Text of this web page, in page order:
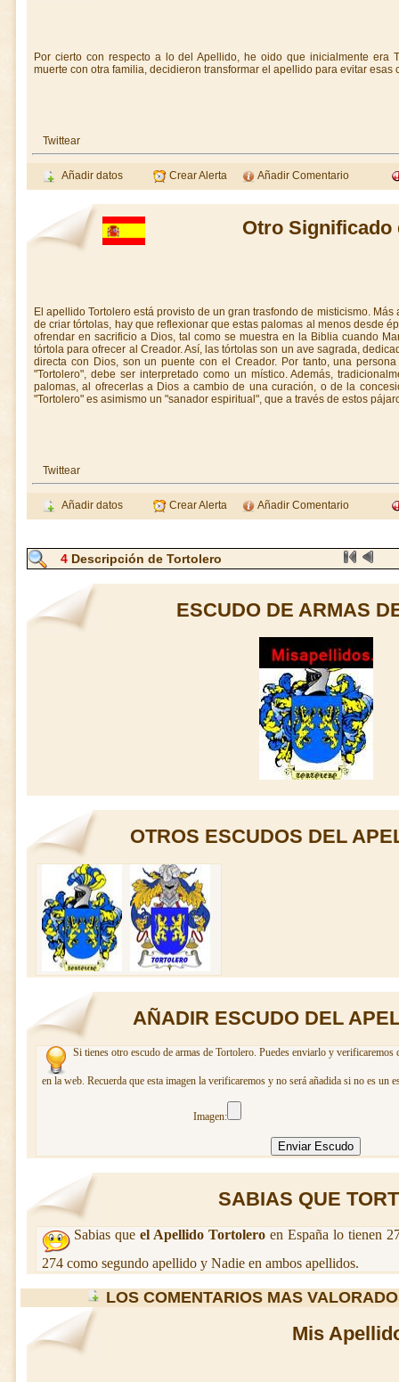
Por cierto con respecto a lo del Apellido, he oido que inicialmente era
muerte con otra familia, decidieron transformar el apellido para evitar
Twittear
Añadir datos Crear Alerta Añadir Comentario
Otro Significado
El apellido Tortolero está provisto de un gran trasfondo de misticismo.
de criar tórtolas, hay que reflexionar que estas palomas al menos desde
ofrendar en sacrificio a Dios, tal como se muestra en la Biblia cuando
tórtola para ofrecer al Creador. Así, las tórtolas son un ave sagrada,
directa con Dios, son un puente con el Creador. Por tanto, una
"Tortolero", debe ser interpretado como un místico. Además,
palomas, al ofrecerlas a Dios a cambio de una curación, o de la
"Tortolero" es asimismo un "sanador espiritual", que a través de estos
Twittear
Añadir datos Crear Alerta Añadir Comentario
4Descripción de Tortolero
ESCUDO DE ARMAS
OTROS ESCUDOS DEL
AÑADIR ESCUDO DEL
Si tienes otro escudo de armas de Tortolero. Puedes enviarlo y
en la web. Recuerda que esta imagen la verificaremos y no será añadida si no es un
Imagen:
SABIAS QUE
Sabias queel Apellido Tortolero en España lo tienen
274 como segundo apellido y Nadie en ambos apellidos.
LOS COMENTARIOS MAS
Mis